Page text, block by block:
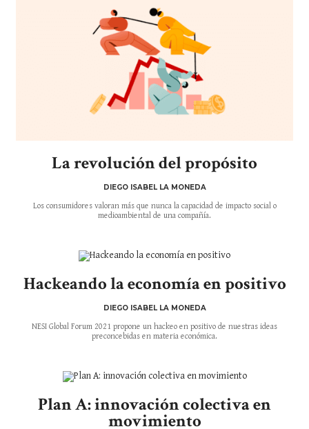
La revolución del propósito
DIEGO ISABEL LA MONEDA
Los consumidores valoran más que nunca la capacidad de impacto social o
medioambiental de una compañía.
Hackeando la economía en positivo
DIEGO ISABEL LA MONEDA
NESI Global Forum 2021 propone un hackeo en positivo de nuestras ideas
preconcebidas en materia económica.
Plan A: innovación colectiva en
movimiento